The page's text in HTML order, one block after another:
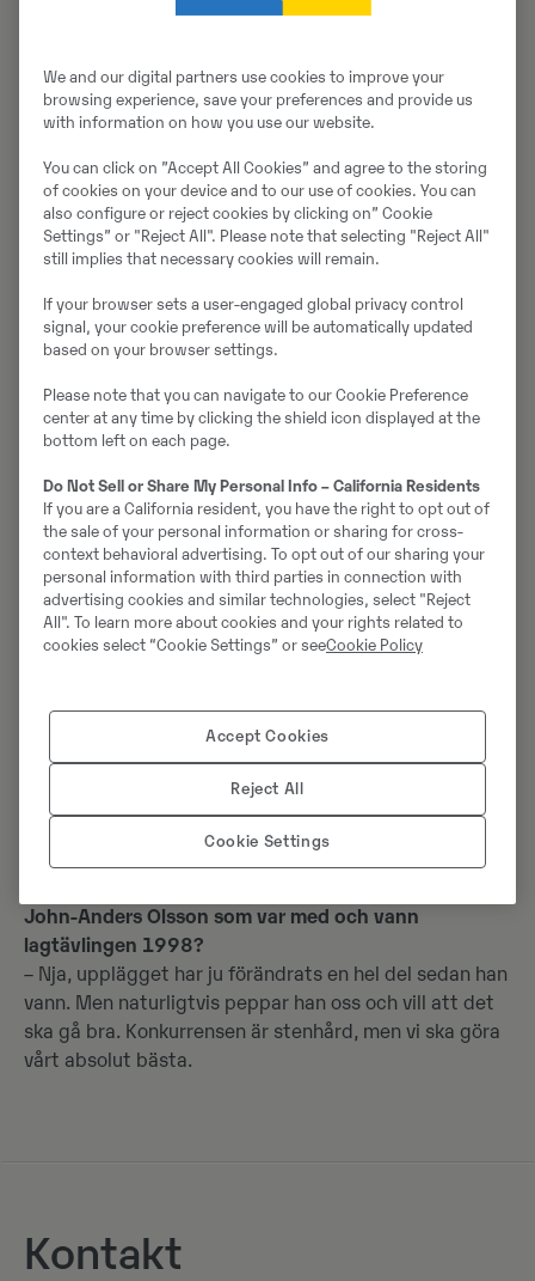
Hur förbereder ni er för det?
– Vi har planerat in två utbildningsdagar på
övningar. Då får vi också tillfälle att prata ihop oss med
Rikard. Annars är det att jobba på som vanligt.
Ni kommer att ställas inför en rad utmaningar, bland
annat preparerade maskiner som krånglar. Vad är ditt
lags styrka?
– Vi är unga, drivna och noggranna. Teoridelen
innehåller en del fallgropar, då gäller det att diskutera
mycket och vara grundlig. Sedan är vi samspelta, vi
jobbar ju på samma ställe.
Stämmer det att Ida är första tjej någonsin som
tävlar i Volvo CE Masters?
– Ja, det har jag också hört. Hon är väldigt kunnig,
engagerad och tävlingsinriktad. Ida är en viktig kugge i
John-Anders Olsson som var med och vann
lagtävlingen 1998?
– Nja, upplägget har ju förändrats en hel del sedan han
vann. Men naturligtvis peppar han oss och vill att det
ska gå bra. Konkurrensen är stenhård, men vi ska göra
vårt absolut bästa.
Kontakt
We and our digital partners use cookies to improve your
browsing experience, save your preferences and provide us
with information on how you use our website.
You can click on ”Accept All Cookies” and agree to the storing
of cookies on your device and to our use of cookies. You can
also configure or reject cookies by clicking on” Cookie
Settings” or "Reject All". Please note that selecting "Reject All"
still implies that necessary cookies will remain.
If your browser sets a user-engaged global privacy control
signal, your cookie preference will be automatically updated
based on your browser settings.
Please note that you can navigate to our Cookie Preference
center at any time by clicking the shield icon displayed at the
bottom left on each page.
Do Not Sell or Share My Personal Info – California Residents
If you are a California resident, you have the right to opt out of
the sale of your personal information or sharing for cross-
context behavioral advertising. To opt out of our sharing your
personal information with third parties in connection with
advertising cookies and similar technologies, select "Reject
All". To learn more about cookies and your rights related to
cookies select “Cookie Settings” or seeCookie Policy
Accept Cookies
Reject All
Cookie Settings